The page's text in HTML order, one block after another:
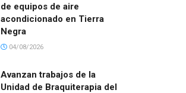
de equipos de aire
acondicionado en Tierra
Negra
04/08/2026
Avanzan trabajos de la
Unidad de Braquiterapia del